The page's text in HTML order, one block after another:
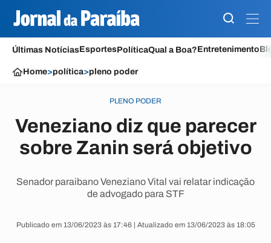
Últimas NotíciasEsportesPolíticaQual a Boa?Entretenimento
Home>política>pleno poder
PLENO PODER
Veneziano diz que parecer
sobre Zanin será objetivo
Senador paraibano Veneziano Vital vai relatar indicação
de advogado para STF
Publicado em 13/06/2023 às 17:46 | Atualizado em 13/06/2023 às 18:05